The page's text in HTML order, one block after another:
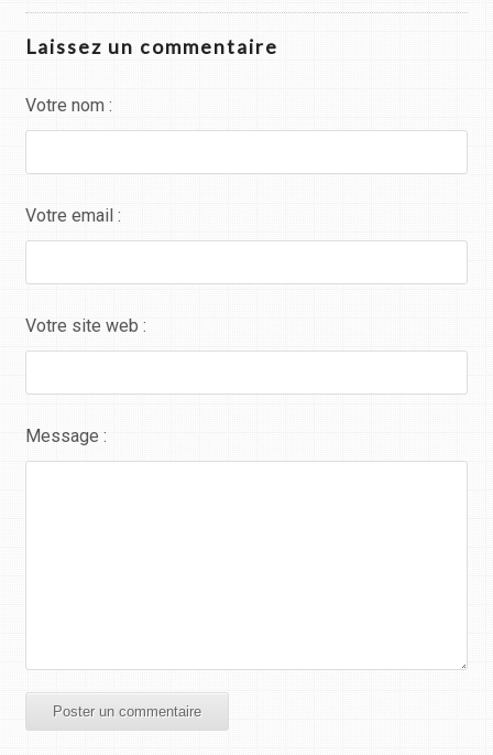
Laissez un commentaire
Votre nom :
Votre email :
Votre site web :
Message :